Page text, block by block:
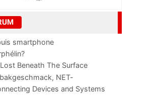
smartphone
Beneath The Surface
NET-
Leistung imDevices and Systems